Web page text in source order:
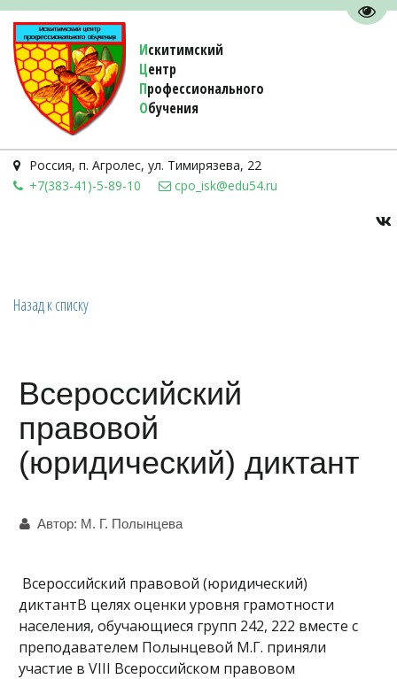
Искитимский
Центр
Профессионального
Обучения
Россия, п. Агролес, ул. Тимирязева, 22
+7(383-41)-5-89-10
cpo_isk@edu54.ru
Назад к списку
Всероссийский
правовой
(юридический) диктант
Автор: М. Г. Полынцева
Всероссийский правовой (юридический)
диктантВ целях оценки уровня грамотности
населения, обучающиеся групп 242, 222 вместе с
преподавателем Полынцевой М.Г. приняли
участие в VIII Всероссийском правовом